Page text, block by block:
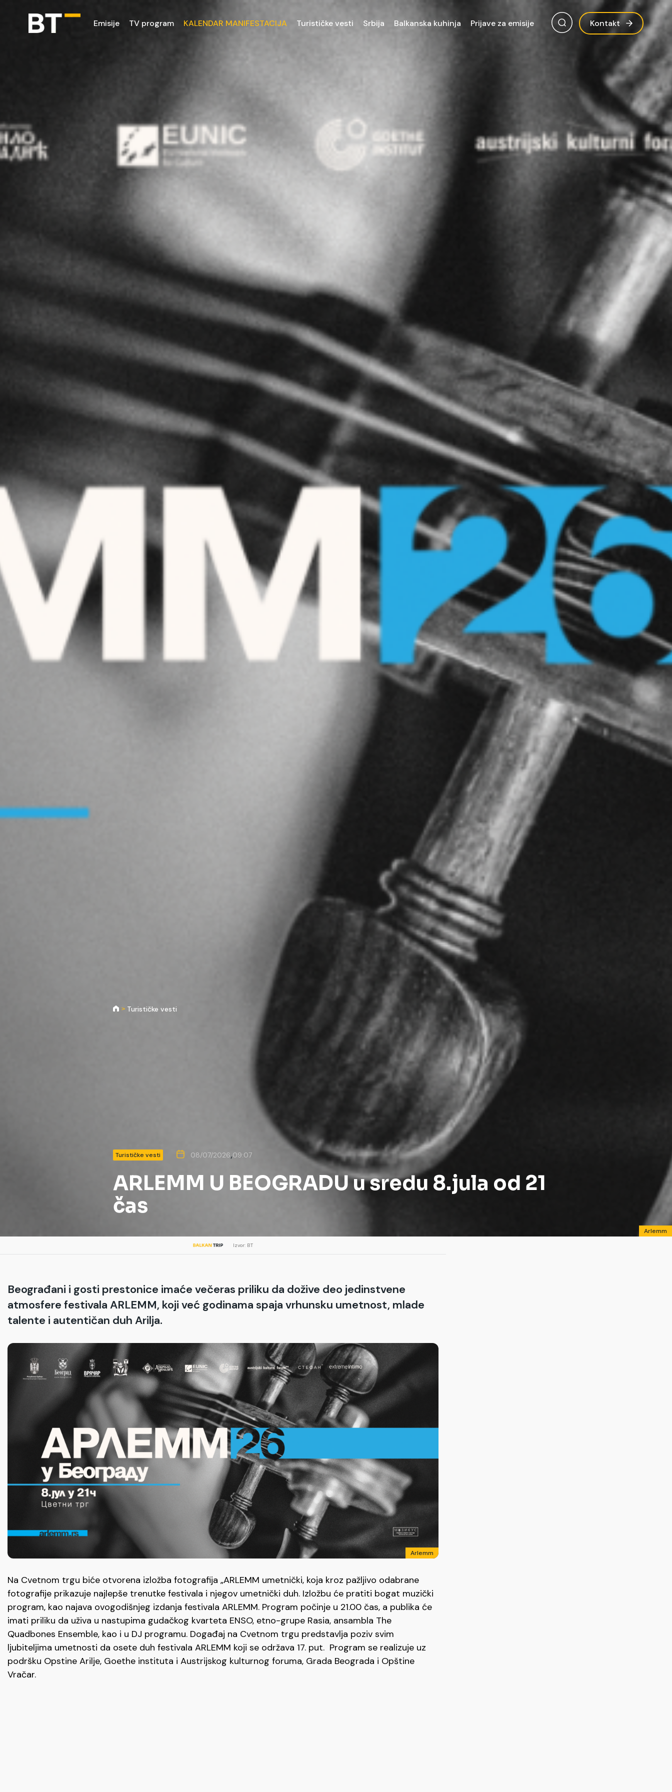
Emisije TV program KALENDAR MANIFESTACIJA Turističke vesti Srbija Balkanska kuhinja Prijave za emisije Kontakt
Izvor: BT
Arlemm
Turističke vesti
Turističke vesti 08/07/2026,09:07
ARLEMM U BEOGRADU u sredu 8.jula od 21
čas
Beograđani i gosti prestonice imaće večeras priliku da dožive deo jedinstvene
atmosfere festivala ARLEMM, koji već godinama spaja vrhunsku umetnost, mlade
talente i autentičan duh Arilja.
Arlemm
Na Cvetnom trgu biće otvorena izložba fotografija „ARLEMM umetnički, koja kroz pažljivo odabrane
fotografije prikazuje najlepše trenutke festivala i njegov umetnički duh. Izložbu će pratiti bogat muzički
program, kao najava ovogodišnjeg izdanja festivala ARLEMM. Program počinje u 21.00 čas, a publika će
imati priliku da uživa u nastupima gudačkog kvarteta ENSO, etno-grupe Rasia, ansambla The
Quadbones Ensemble, kao i u DJ programu. Događaj na Cvetnom trgu predstavlja poziv svim
ljubiteljima umetnosti da osete duh festivala ARLEMM koji se održava 17. put. Program se realizuje uz
podršku Opstine Arilje, Goethe instituta i Austrijskog kulturnog foruma, Grada Beograda i Opštine
Vračar.